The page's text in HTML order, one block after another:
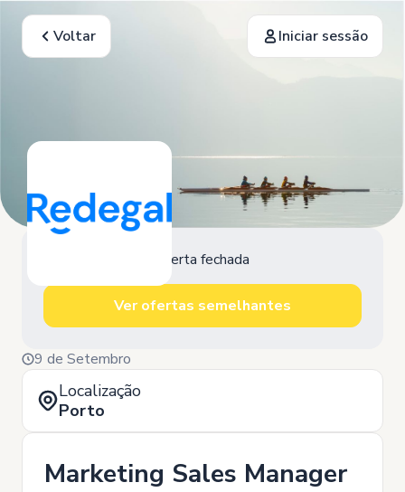
Voltar Iniciar sessão
Oferta fechada
Ver ofertas semelhantes
9 de Setembro
Localização
Porto
Marketing Sales Manager